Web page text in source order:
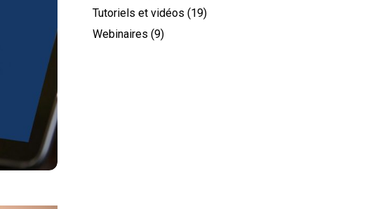
Tutoriels et vidéos (19)
Webinaires (9)